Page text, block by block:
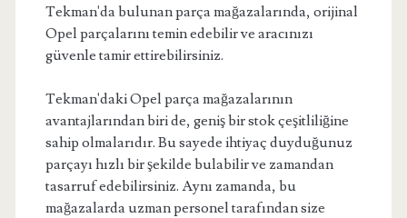
Tekman'da bulunan parça mağazalarında, orijinal
Opel parçalarını temin edebilir ve aracınızı
güvenle tamir ettirebilirsiniz.
Tekman'daki Opel parça mağazalarının
avantajlarından biri de, geniş bir stok çeşitliliğine
sahip olmalarıdır. Bu sayede ihtiyaç duyduğunuz
parçayı hızlı bir şekilde bulabilir ve zamandan
tasarruf edebilirsiniz. Aynı zamanda, bu
mağazalarda uzman personel tarafından size